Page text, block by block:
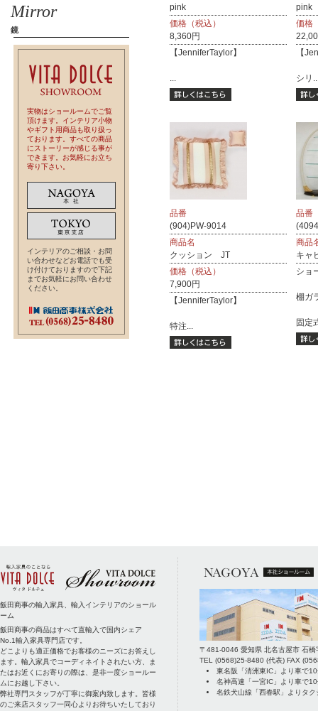
pink
価格（税込）
8,360円
【JenniferTaylor】
...
pink
価格
【
シリ
品番
(904)PW-9014
商品名
クッション JT
価格（税込）
7,900円
【JenniferTaylor】
特注...
品番
商品
キャ
ショ
棚ガ
固定
Mirror
鏡
実物はショールームでご覧
頂けます。インテリア小物
やギフト用商品も取り扱っ
ております。すべての商品
にストーリーが感じる事が
できます。お気軽にお立ち
寄り下さい。
インテリアのご相談・お問
い合わせなどお電話でも受
け付けておりますので下記
までお気軽にお問い合わせ
ください。
飯田商事の輸入家具、輸入インテリアのショール
ーム
飯田商事の商品はすべて直輸入で国内シェア
No.1輸入家具専門店です。
どこよりも適正価格でお客様のニーズにお答えし
ます。輸入家具でコーディネイトされたい方、ま
たはお近くにお寄りの際は、是非一度ショールー
ムにお越し下さい。
弊社専門スタッフが丁寧に御案内致します。皆様
のご来店スタッフ一同心よりお待ちいたしており
〒 481-0046 愛知県 北名古屋市 石橋
TEL (0568)25-8480 (代表) FAX
東名阪「清洲東IC」より車で
名神高速「一宮IC」より車で
名鉄犬山線「西春駅」よりタ